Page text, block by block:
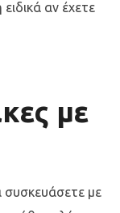
αν έχετε
με
συσκευάσετε με